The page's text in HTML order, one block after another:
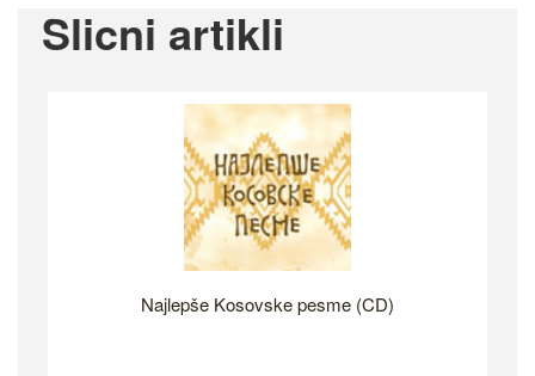
Slicni artikli
Najlepše Kosovske pesme (CD)